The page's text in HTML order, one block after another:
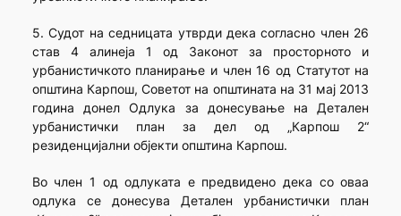
5. Судот на седницата утврди дека согласно член 26
став 4 алинеја 1 од Законот за просторното и
урбанистичкото планирање и член 16 од Статутот на
општина Карпош, Советот на општината на 31 мај 2013
година донел Одлука за донесување на Детален
урбанистички план за дел од „Карпош 2“
резиденцијални објекти општина Карпош.
Во член 1 од одлуката е предвидено дека со оваа
одлука се донесува Детален урбанистички план